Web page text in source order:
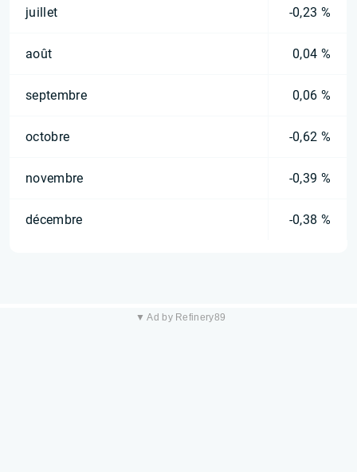
juillet -0,23 %
août 0,04 %
septembre 0,06 %
octobre -0,62 %
novembre -0,39 %
décembre -0,38 %
▼ Ad by Refinery89